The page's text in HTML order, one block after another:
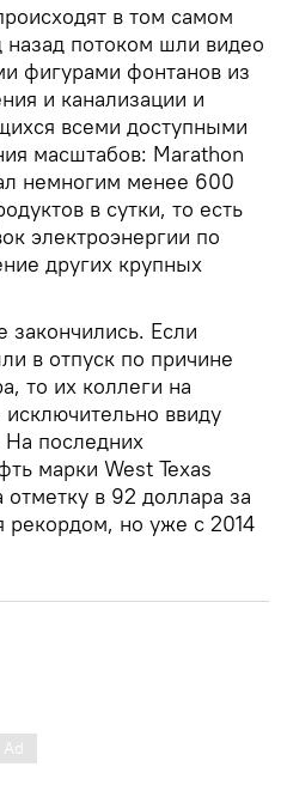
в том самом
назад потоком шли видео
фигурами фонтанов из
и канализации и
всеми доступными
масштабов: Marathon
немногим менее 600
в сутки, то есть
электроэнергии по
других крупных
закончились. Если
в отпуск по причине
то их коллеги на
ввиду
последних
марки West Texas
в 92 доллара за
рекордом, но уже с 2014